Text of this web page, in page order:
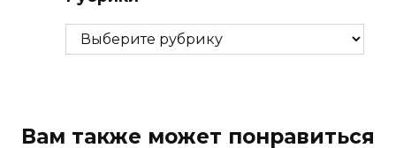
Рубрики
Вам также может понравиться